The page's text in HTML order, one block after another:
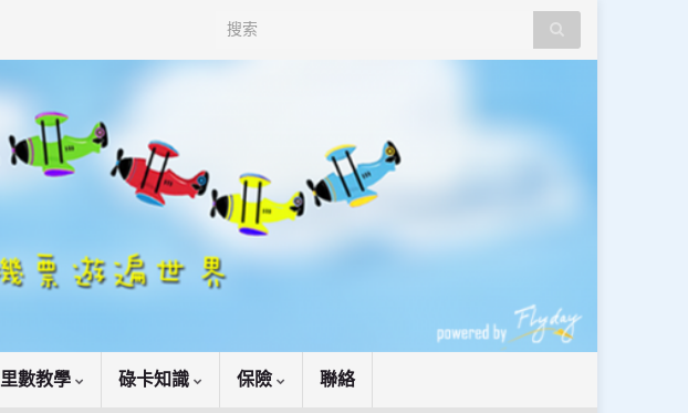
Search for:
里數教學 碌卡知識 保險 聯絡